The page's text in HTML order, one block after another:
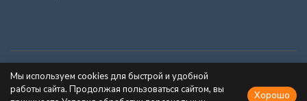
Каталог товаров
Информация
Мы используем cookies для быстрой и удобной
работы сайта. Продолжая пользоваться сайтом, вы
Хорошо